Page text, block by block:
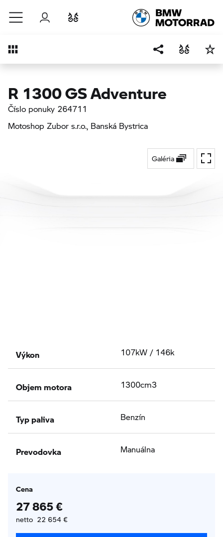
Prejsť na hlavný obsah
Prihlásenie
Prehľad
R 1300 GS Adventure
Číslo ponuky 264711
Motoshop Zubor s.r.o., Banská Bystrica
Galéria
Na
Výkon 107kW / 146k
Objem motora 1300cm3
Typ paliva Benzín
Prevodovka Manuálna
Cena
27 865 €
netto 22 654 €